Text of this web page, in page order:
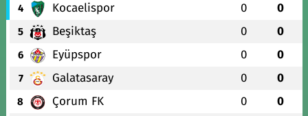
4 Kocaelispor 0 0
5 Beşiktaş 0 0
6 Eyüpspor 0 0
7 Galatasaray 0 0
8 Çorum FK 0 0